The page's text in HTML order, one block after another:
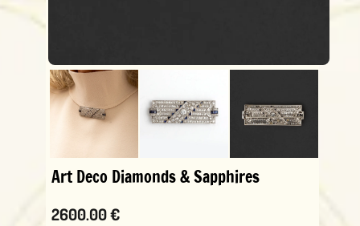
Art Deco Diamonds & Sapphires
2600.00 €